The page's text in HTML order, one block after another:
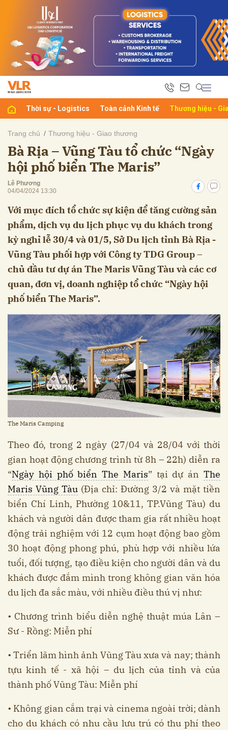
Thời sự - Logistics Toàn cảnh Kinh tế Thương hiệu -
Trang chủ Thương hiệu - Giao thương
Bà Rịa – Vũng Tàu tổ chức “Ngày
hội phố biển The Maris”
Lê Phương
04/04/2024 13:30
Với mục đích tổ chức sự kiện để tăng cường sản
phẩm, dịch vụ du lịch phục vụ du khách trong
kỳ nghỉ lễ 30/4 và 01/5, Sở Du lịch tỉnh Bà Rịa -
Vũng Tàu phối hợp với Công ty TDG Group –
chủ đầu tư dự án The Maris Vũng Tàu và các cơ
quan, đơn vị, doanh nghiệp tổ chức “Ngày hội
phố biển The Maris”.
The Maris Camping
Theo đó, trong 2 ngày (27/04 và 28/04 với thời
gian hoạt động chương trình từ 8h – 22h) diễn ra
“Ngày hội phố biển The Maris” tại dự ánThe
Maris Vũng Tàu (Địa chỉ: Đường 3/2 và mặt tiền
biển Chí Linh, Phường 10&11, TP.Vũng Tàu) du
khách và người dân được tham gia rất nhiều hoạt
động trải nghiệm với 12 cụm hoạt động bao gồm
30 hoạt động phong phú, phù hợp với nhiều lứa
tuổi, đối tượng, tạo điều kiện cho người dân và du
khách được đắm mình trong không gian văn hóa
du lịch đa sắc màu, với nhiều điều thú vị như:
• Chương trình biểu diễn nghệ thuật múa Lân –
Sư - Rồng: Miễn phí
• Triển lãm hình ảnh Vũng Tàu xưa và nay; thành
tựu kinh tế - xã hội – du lịch của tỉnh và của
thành phố Vũng Tàu: Miễn phí
• Không gian cắm trại và cinema ngoài trời; dành
cho du khách có nhu cầu lưu trú có thu phí theo
luận
Hủy